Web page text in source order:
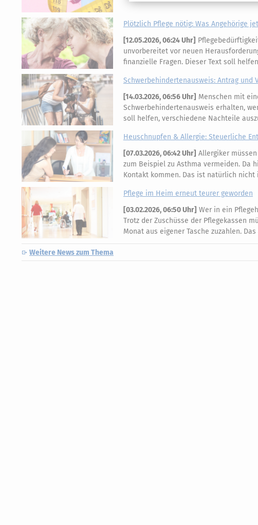
Plötzlich Pflege nötig: Was Angehörige
[12.05.2026, 06:24 Uhr]
unvorbereitet vor neuen
finanzielle Fragen. Dieser Text soll
Schwerbehindertenausweis: Antrag und
[14.03.2026, 06:56 Uhr] Menschen mit
Schwerbehindertenausweis erhalten,
soll helfen, verschiedene Nachteile
Heuschnupfen & Allergie: Steuerliche
[07.03.2026, 06:42 Uhr] Allergiker
zum Beispiel zu Asthma vermeiden.
Kontakt kommen. Das ist natürlich nicht
Pflege im Heim erneut teurer geworden
[03.02.2026, 06:50 Uhr] Wer in ein
Trotz der Zuschüsse der Pflegekassen
Monat aus eigener Tasche zuzahlen. Das
Weitere News zum Thema